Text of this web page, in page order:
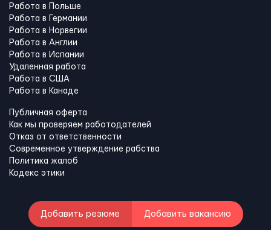
Работа в Польше
Работа в Германии
Работа в Норвегии
Работа в Англии
Работа в Испании
Удаленная работа
Работа в США
Работа в Канадe
Публичная оферта
Как мы проверяем работодателей
Отказ от ответственности
Современное утверждение рабства
Политика жалоб
Кодекс этики
Добавить резюме Добавить вакансию